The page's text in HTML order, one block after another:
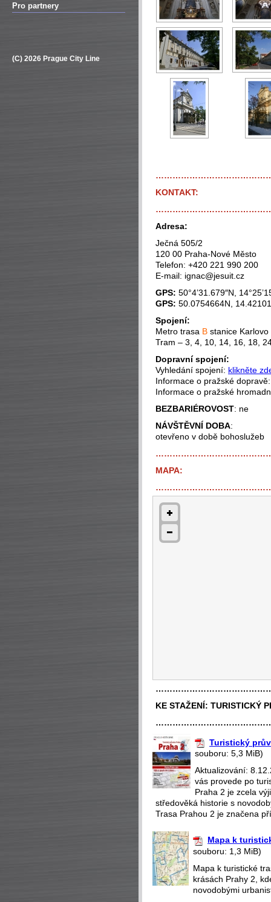
Pro partnery
(C) 2026 Prague City Line
KONTAKT:
Adresa:
Ječná 505/2
120 00 Praha-Nové Město
Telefon: +420 221 990 200
E-mail: ignac@jesuit.cz
GPS: 50°4’31.679″N,
GPS: 50.0754664N,
Spojení:
Metro trasa B stanice
Tram – 3, 4, 10, 14, 16, 18,
Dopravní spojení:
Vyhledání spojení: klikněte
Informace o pražské
Informace o pražské
BEZBARIÉROVOST: ne
NÁVŠTĚVNÍ DOBA:
otevřeno v době bohoslužeb
MAPA:
KE STAŽENÍ: TURISTICKÝ
Turistický
souboru: 5,3 MiB)
Aktualizování:
vás provede po
Praha 2 je zcela
středověká historie s
Trasa Prahou 2 je značena
Mapa k
souboru: 1,3 MiB)
Mapa k turistické
krásách Prahy 2,
novodobými